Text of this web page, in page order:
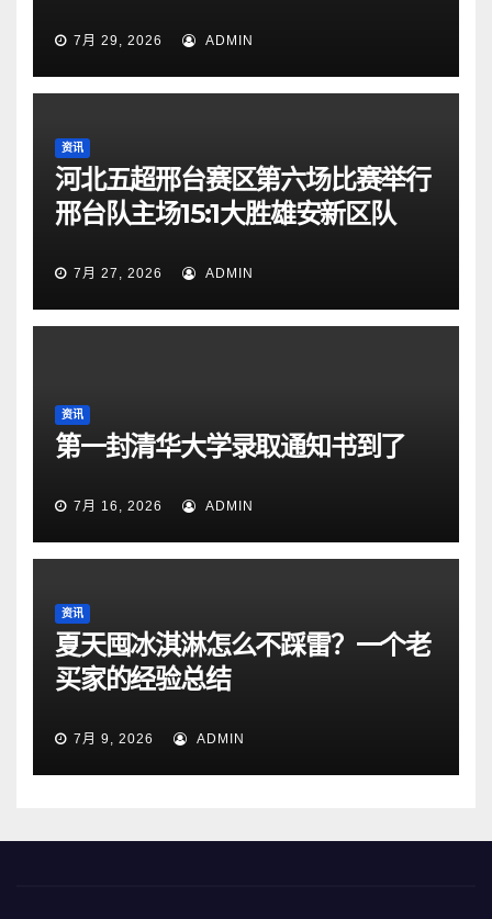
7月 29, 2026 ADMIN
资讯
河北五超邢台赛区第六场比赛举行
邢台队主场15:1大胜雄安新区队
7月 27, 2026 ADMIN
资讯
第一封清华大学录取通知书到了
7月 16, 2026 ADMIN
资讯
夏天囤冰淇淋怎么不踩雷？一个老
买家的经验总结
7月 9, 2026 ADMIN